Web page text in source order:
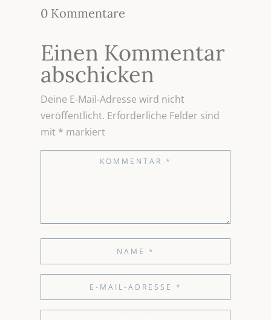
0 Kommentare
Einen Kommentar
abschicken
Deine E-Mail-Adresse wird nicht
veröffentlicht. Erforderliche Felder sind
mit * markiert